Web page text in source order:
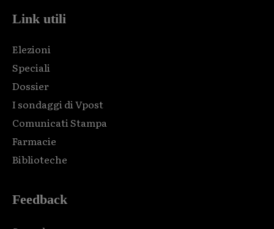
Link utili
Elezioni
Speciali
Dossier
I sondaggi di Vpost
Comunicati Stampa
Farmacie
Biblioteche
Feedback